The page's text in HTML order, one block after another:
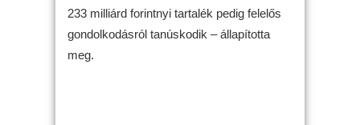
233 milliárd forintnyi tartalék pedig felelős
gondolkodásról tanúskodik – állapította
meg.